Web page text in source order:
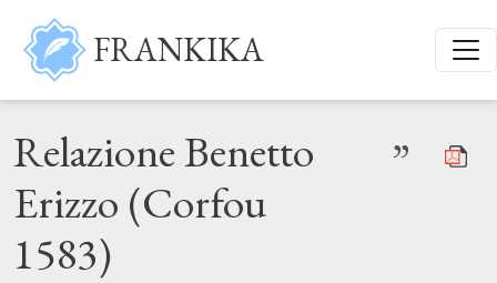
Aller au contenu principal
FRANKIKA
Relazione Benetto
Erizzo (Corfou
1583)
”